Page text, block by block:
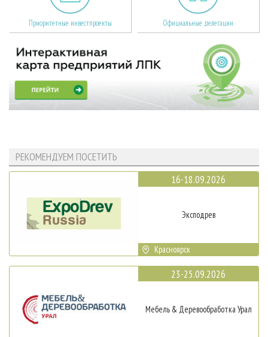
Приоритетные инвестпроекты Официальные делегации
РЕКОМЕНДУЕМ ПОСЕТИТЬ
16-18.09.2026
Эксподрев
Красноярск
23-25.09.2026
Мебель & Деревообработка Урал